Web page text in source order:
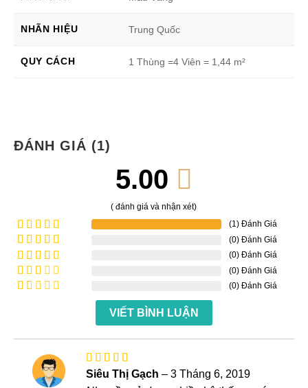
NHÃN HIỆU Trung Quốc
QUY CÁCH 1 Thùng =4 Viên = 1,44 m²
ĐÁNH GIÁ (1)
5.00
( đánh giá và nhận xét)
Được xếp
hạng 5
sao
(1) Đánh Giá
Được
xếp
hạng 4
5 sao
(0) Đánh Giá
Được
xếp
(0) Đánh Giá
Được
(0) Đánh Giá
sao
(0) Đánh Giá
VIẾT BÌNH LUẬN
Được xếp
hạng5 5
Siêu Thị Gạch – 3 Tháng 6, 2019